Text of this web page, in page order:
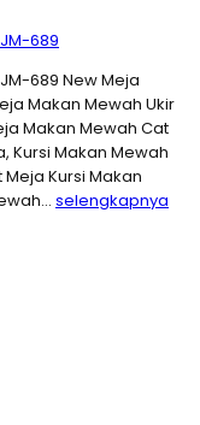
689
689 New Meja
Makan Mewah Ukir
Makan Mewah Cat
Kursi Makan Mewah
Kursi Makan
selengkapnya